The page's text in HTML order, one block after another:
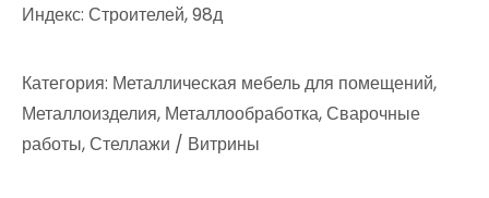
Индекс: Строителей, 98д
Категория: Металлическая мебель для помещений,
Металлоизделия, Металлообработка, Сварочные
работы, Стеллажи / Витрины